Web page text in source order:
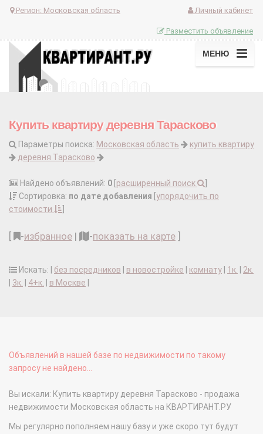
Регион: Московская область Личный кабинет
Разместить объявление
МЕНЮ
Купить квартиру деревня Тарасково
Параметры поиска: Московская область
купить квартиру
деревня Тарасково
Найдено объявлений: 0 расширенный поиск
Сортировка: по дате добавления упорядочить по
стоимости
-избранное | -показать на карте
Искать: | без посредников в новостройке комнату 1к.
2к.
3к. 4+к. в Москве
Объявлений в нашей базе по недвижимости по такому
запросу не найдено...
Вы искали: Купить квартиру деревня Тарасково - продажа
недвижимости Московская область на КВАРТИРАНТ.РУ
Мы регулярно пополняем нашу базу и уже скоро тут будут